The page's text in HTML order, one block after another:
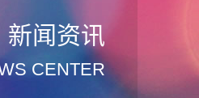
新闻资讯
CENTER